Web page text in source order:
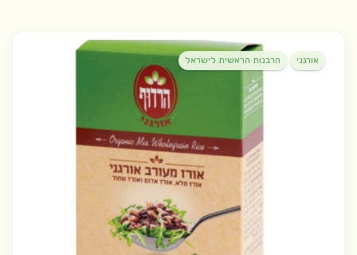
אורגני הרבנות הראשית לישראל